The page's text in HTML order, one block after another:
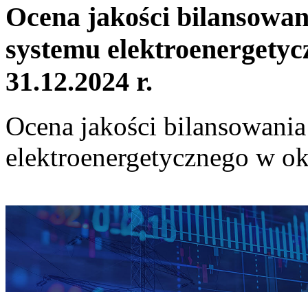
Ocena jakości
systemu
31.12.2024 r.
Ocena jakości
elektroenergetycznego w